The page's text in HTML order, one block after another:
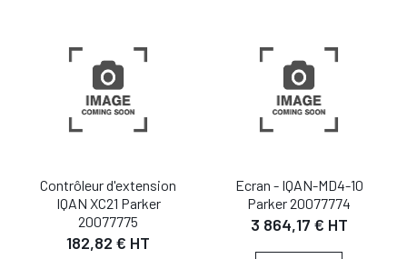
Contrôleur d'extension
IQAN XC21 Parker
20077775
182,82 € HT
Ecran - IQAN-MD4-10
Parker 20077774
3 864,17 € HT